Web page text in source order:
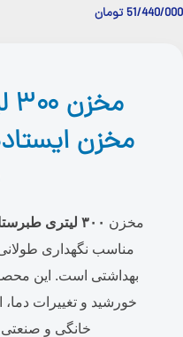
51/440/000تومان
مخزن
مخزن ۳۰۰ لیتری طبرستان
مناسب نگهداری
بهداشتی است. این
خورشید و تغییرات دما،
خانگی و